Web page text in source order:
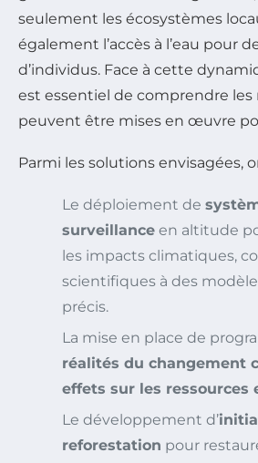
seulement les écosystèmes
également l’accès à l’eau pour
d’individus. Face à cette
est essentiel de comprendre les
peuvent être mises en œuvre
Parmi les solutions envisagées,
Le déploiement de
surveillance en altitude
les impacts climatiques,
scientifiques à des
précis.
La mise en place de
réalités du changement
effets sur les ressources
Le développement d’
reforestation pour